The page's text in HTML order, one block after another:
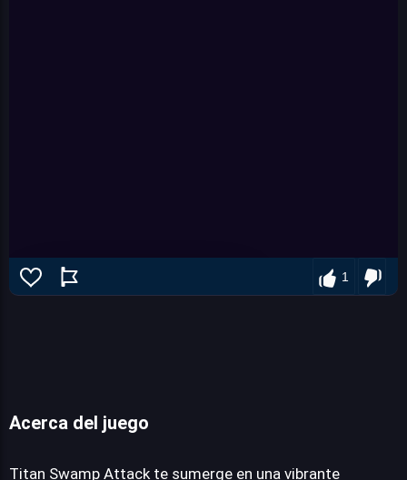
1
Acerca del juego
Titan Swamp Attack te sumerge en una vibrante